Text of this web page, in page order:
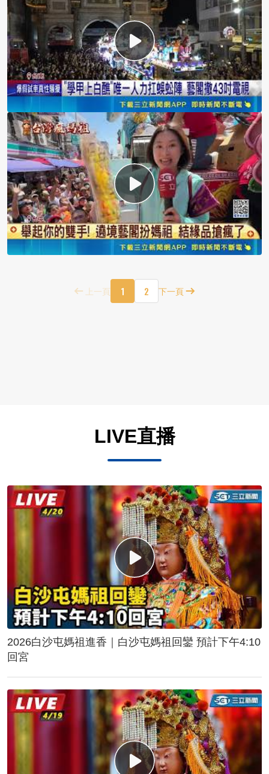
上一頁 1 2 下一頁
LIVE直播
2026白沙屯媽祖進香｜白沙屯媽祖回鑾 預計下午4:10
回宮